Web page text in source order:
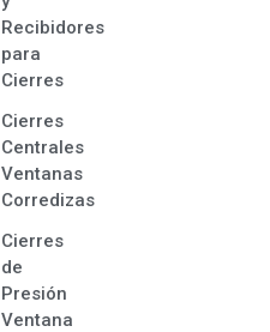
Recibidores
para
Cierres
Cierres
Centrales
Ventanas
Corredizas
Cierres
de
Presión
Ventana